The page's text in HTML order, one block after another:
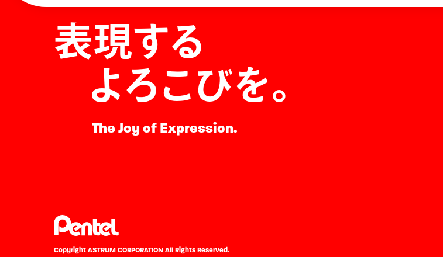
表現する
よろこびを。
The Joy of Expression.
Copyright ASTRUM CORPORATION All Rights Reserved.